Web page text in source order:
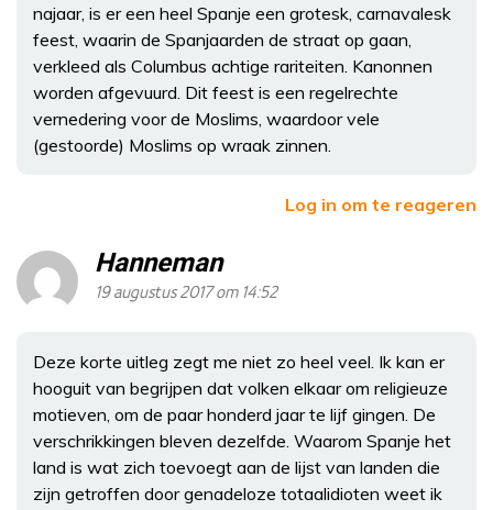
najaar, is er een heel Spanje een grotesk, carnavalesk
feest, waarin de Spanjaarden de straat op gaan,
verkleed als Columbus achtige rariteiten. Kanonnen
worden afgevuurd. Dit feest is een regelrechte
vernedering voor de Moslims, waardoor vele
(gestoorde) Moslims op wraak zinnen.
Log in om te reageren
Hanneman
19 augustus 2017 om 14:52
Deze korte uitleg zegt me niet zo heel veel. Ik kan er
hooguit van begrijpen dat volken elkaar om religieuze
motieven, om de paar honderd jaar te lijf gingen. De
verschrikkingen bleven dezelfde. Waarom Spanje het
land is wat zich toevoegt aan de lijst van landen die
zijn getroffen door genadeloze totaalidioten weet ik